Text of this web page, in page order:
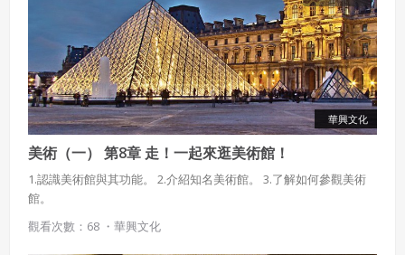
華興文化
美術（一） 第8章 走！一起來逛美術館！
1.認識美術館與其功能。 2.介紹知名美術館。 3.了解如何參觀美術
館。
觀看次數：68 ・ 華興文化
雙方合意專以臺灣臺北地方法院為第一審管轄法